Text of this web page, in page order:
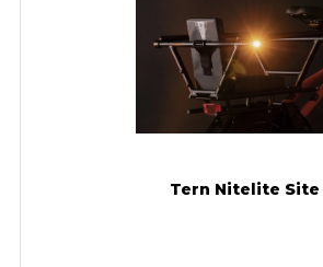
Tern Nitelite Site